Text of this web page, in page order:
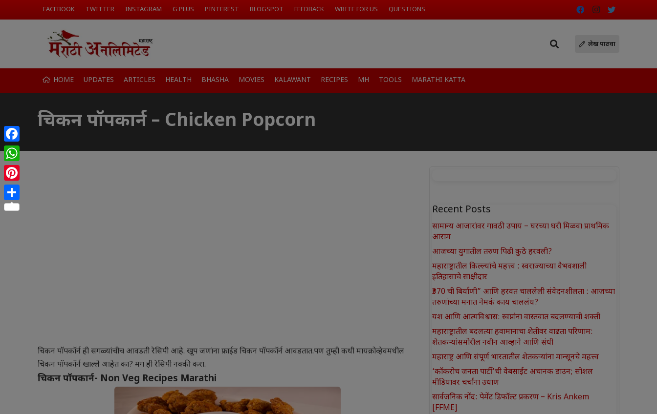
FACEBOOK TWITTER INSTAGRAM G PLUS PINTEREST BLOGSPOT FEEDBACK WRITE FOR US QUESTIONS
लेख पाठवा
HOME UPDATES ARTICLES HEALTH BHASHA MOVIES KALAWANT RECIPES MH TOOLS MARATHI KATTA
चिकन पॉपकार्न – Chicken Popcorn
चिकन पॉपकॉर्न ही सगळ्यांचीच आवडती रेसिपी आहे. खूप जणांना फ्राईड चिकन पॉपकॉर्न आवडतात.पण तुम्ही कधी मायक्रोव्हेवमधील
चिकन पॉपकॉर्न खाल्ले आहेत का? मग ही रेसिपी नक्की करा.
चिकन पॉपकार्न- Non Veg Recipes Marathi
Recent Posts
सामान्य आजारांवर गावठी उपाय – घरच्या घरी मिळवा प्राथमिक
आराम
आजच्या युगातील तरुण पिढी कुठे हरवली?
महाराष्ट्रातील किल्ल्यांचे महत्त्व : स्वराज्याच्या वैभवशाली
इतिहासाचे साक्षीदार
₹370 ची बिर्याणी” आणि हरवत चाललेली संवेदनशीलता : आजच्या
तरुणांच्या मनात नेमकं काय चाललंय?
यश आणि आत्मविश्वास: स्वप्नांना वास्तवात बदलण्याची शक्ती
महाराष्ट्रातील बदलत्या हवामानाचा शेतीवर वाढता परिणाम:
शेतकऱ्यांसमोरील नवीन आव्हाने आणि संधी
महाराष्ट्र आणि संपूर्ण भारतातील शेतकऱ्यांना मान्सूनचे महत्त्व
‘कॉकरोच जनता पार्टी’ची वेबसाईट अचानक डाउन; सोशल
मीडियावर चर्चांना उधाण
सार्वजनिक नोंद: पेमेंट डिफॉल्ट प्रकरण – Kris Ankem
[FFME]
Facebook
WhatsApp
Pinterest
Share